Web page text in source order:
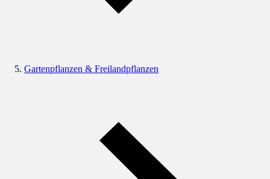
Gartenpflanzen & Freilandpflanzen